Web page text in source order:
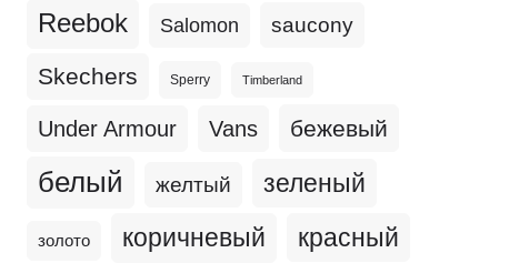
Reebok Salomon saucony
Skechers Sperry Timberland
Under Armour Vans бежевый
белый желтый зеленый
золото коричневый красный